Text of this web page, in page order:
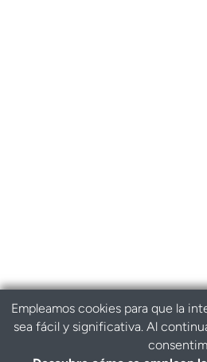
Empleamos cookies para que la
sea fácil y significativa. Al